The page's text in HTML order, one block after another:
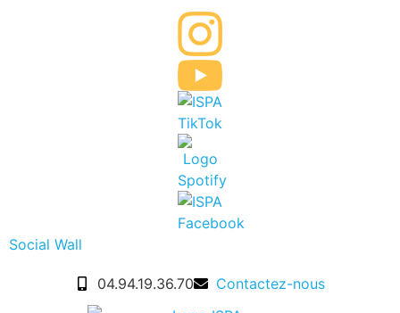
Social Wall
04.94.19.36.70 Contactez-nous